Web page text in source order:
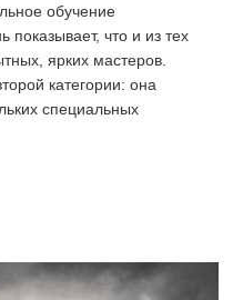
обучение
показывает, что и из тех
ярких мастеров.
категории: она
специальных